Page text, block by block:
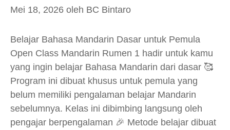
Mei 18, 2026 oleh BC Bintaro
Belajar Bahasa Mandarin Dasar untuk Pemula
Open Class Mandarin Rumen 1 hadir untuk kamu
yang ingin belajar Bahasa Mandarin dari dasar 🥰
Program ini dibuat khusus untuk pemula yang
belum memiliki pengalaman belajar Mandarin
sebelumnya. Kelas ini dibimbing langsung oleh
pengajar berpengalaman 🎉 Metode belajar dibuat